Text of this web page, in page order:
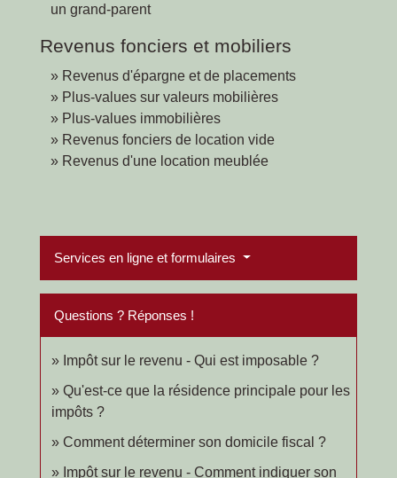
un grand-parent
Revenus fonciers et mobiliers
Revenus d'épargne et de placements
Plus-values sur valeurs mobilières
Plus-values immobilières
Revenus fonciers de location vide
Revenus d'une location meublée
Services en ligne et formulaires
Questions ? Réponses !
Impôt sur le revenu - Qui est imposable ?
Qu'est-ce que la résidence principale pour les
impôts ?
Comment déterminer son domicile fiscal ?
Impôt sur le revenu - Comment indiquer son